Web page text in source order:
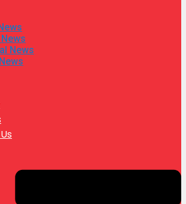
News